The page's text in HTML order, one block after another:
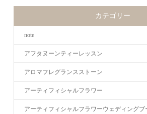
カテゴリー
note
アフタヌーンティーレッスン
アロマフレグランスストーン
アーティフィシャルフラワー
アーティフィシャルフラワーウェディングブ